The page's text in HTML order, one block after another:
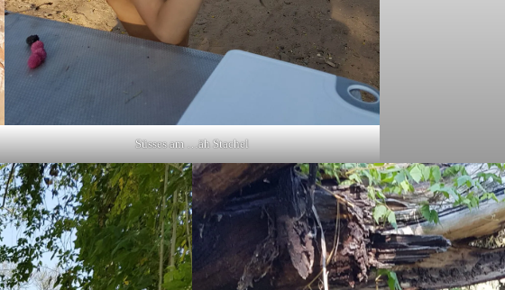
Süsses am …äh Stachel